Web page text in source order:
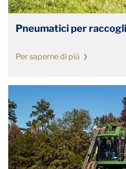
Pneumatici per
Per saperne di più